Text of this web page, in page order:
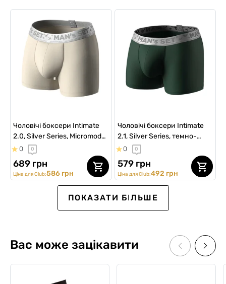
Чоловічі боксери Intimate
2.0, Silver Series, Micromodal,
світло-бежевий
0 0
689 грн
Ціна для Club:586 грн
Чоловічі боксери Intimate
2.1, Silver Series, темно-
зелений
0 0
579 грн
Ціна для Club:492 грн
ПОКАЗАТИ БІЛЬШЕ
Вас може зацікавити